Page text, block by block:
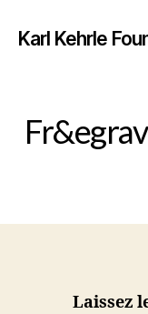
Karl Kehrle
Laissez